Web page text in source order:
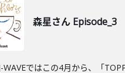
森星さん Episode_3
WAVEではこの4月から、「